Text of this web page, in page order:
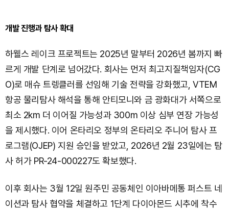
개발 진행과 탐사 확대
하웰스 레이크 프로젝트는 2025년 말부터 2026년 봄까지 빠
르게 개발 단계로 넘어갔다. 회사는 먼저 최고지질책임자(CG
O)로 매슈 트렝클러를 선임해 기술 전략을 강화했고, VTEM
항공 물리탐사 해석을 통해 안티모니와 금 광화대가 서쪽으로
최소 2km 더 이어질 가능성과 300m 이상 심부 연장 가능성
을 제시했다. 이어 온타리오 정부의 온타리오 주니어 탐사 프
로그램(OJEP) 지원 승인을 받았고, 2026년 2월 23일에는 탐
사 허가 PR-24-000227도 확보했다.
이후 회사는 3월 12일 원주민 공동체인 이아바메통 퍼스트 네
이션과 탐사 협약을 체결하고 1단계 다이아몬드 시추에 착수